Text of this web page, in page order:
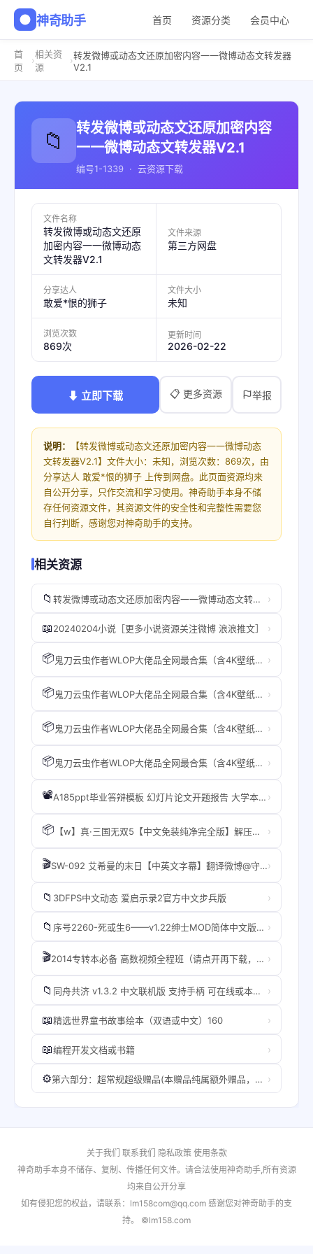
神奇助手 首页 资源分类 会员中心
首
页
›
相关资
源
›转发微博或动态文还原加密内容一一微博动态文转发器
V2.1
📁
转发微博或动态文还原加密内容
一一微博动态文转发器V2.1
编号1-1339 · 云资源下载
文件名称
转发微博或动态文还原
加密内容一一微博动态
文转发器V2.1
文件来源
第三方网盘
分享达人
敢爱*恨的狮子
文件大小
未知
浏览次数
869次
更新时间
2026-02-22
⬇ 立即下载 📋 更多资源 举报
说明：
【转发微博或动态文还原加密内容一一微博动态
文转发器V2.1】文件大小：未知，浏览次数：869次，由
分享达人 敢爱*恨的狮子 上传到网盘。此页面资源均来
自公开分享，只作交流和学习使用。神奇助手本身不储
存任何资源文件，其资源文件的安全性和完整性需要您
自行判断，感谢您对神奇助手的支持。
相关资源
📁 转发微博或动态文还原加密内容一一微博动态文转发器V2.1 ›
📖20240204小说［更多小说资源关注微博 浪浪推文］ ›
📦 鬼刀云虫作者WLOP大佬品全网最合集（含4K壁纸、动态以及SD源文件） ›
📦 鬼刀云虫作者WLOP大佬品全网最合集（含4K壁纸、动态以及SD源文件） ›
📦 鬼刀云虫作者WLOP大佬品全网最合集（含4K壁纸、动态以及SD源文件） ›
📦 鬼刀云虫作者WLOP大佬品全网最合集（含4K壁纸、动态以及SD源文件） ›
📽️ A185ppt毕业答辩模板 幻灯片论文开题报告 大学本科研究生 动态模版 ›
📦 【w】真·三国无双5【中文免装纯净完全版】解压即玩【带动画包】【附赠动态修改器】 ›
🎬 SW-092 艾希曼的末日【中英文字幕】翻译微博@守望电影›
📁 3DFPS中文动态 爱启示录2官方中文步兵版 ›
📁 序号2260-死或生6——v1.22绅士MOD简体中文版【进游戏选完角色,选到对应服装按F键/手柄按Back切换】 ›
🎬 2014专转本必备 高数视频全程班（请点开再下载，别批量或直接文件夹） ›
📁 同舟共济 v1.3.2 中文联机版 支持手柄 可在线或本地双人 ›
📖精选世界童书故事绘本（双语或中文）160 ›
📖编程开发文档或书籍 ›
⚙️ 第六部分：超常规超级赠品(本赠品纯属额外赠品，有可能存在文件不齐或未破解的文件，提取码eibg） ›
关于我们 联系我们 隐私政策 使用条款
神奇助手本身不储存、复制、传播任何文件。请合法使用神奇助手,所有资源
均来自公开分享
如有侵犯您的权益，请联系：lm158com@qq.com 感谢您对神奇助手的支
持。 ©lm158.com